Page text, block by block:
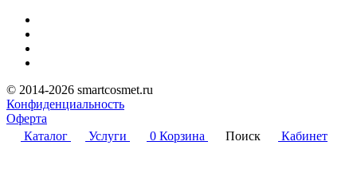
© 2014-2026 smartcosmet.ru
Конфиденциальность
Оферта
Каталог
Услуги 0 Корзина Поиск Кабинет